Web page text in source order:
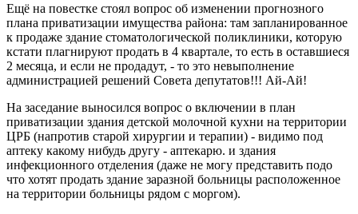
Ещё на повестке стоял вопрос об изменении прогнозного
плана приватизации имущества района: там запланированное
к продаже здание стоматологической поликлиники, которую
кстати плагнируют продать в 4 квартале, то есть в оставшиеся
2 месяца, и если не продадут, - то это невыполнение
администрацией решений Совета депутатов!!! Ай-Ай!
На заседание выносился вопрос о включении в план
приватизации здания детской молочной кухни на территории
ЦРБ (напротив старой хирургии и терапии) - видимо под
аптеку какому нибудь другу - аптекарю. и здания
инфекционного отделения (даже не могу представить подо
что хотят продать здание заразной больницы расположенное
на территории больницы рядом с моргом).